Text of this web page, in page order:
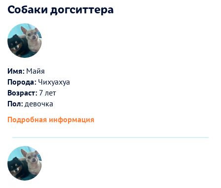
Собаки догситтера
Имя: Майя
Порода: Чихуахуа
Возраст: 7 лет
Пол: девочка
Подробная информация